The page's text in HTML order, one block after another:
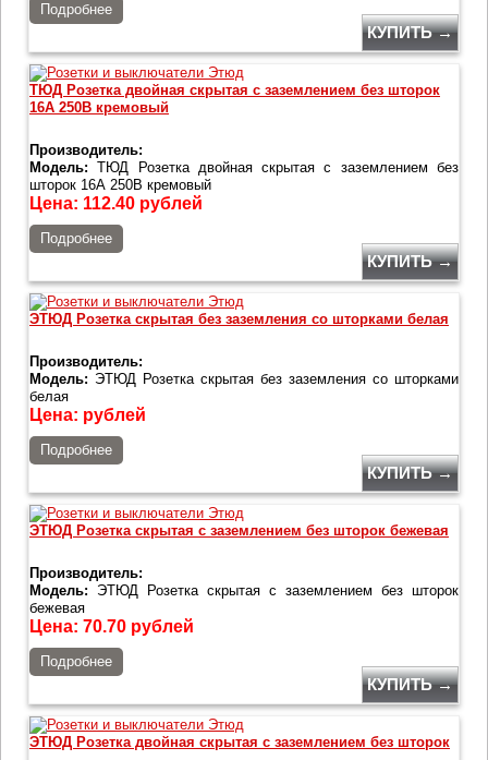
Подробнее
КУПИТЬ →
ТЮД Розетка двойная скрытая с заземлением без шторок
16А 250B кремовый
Производитель:
Модель: ТЮД Розетка двойная скрытая с заземлением без
шторок 16А 250B кремовый
Цена: 112.40 рублей
Подробнее
КУПИТЬ →
ЭТЮД Розетка скрытая без заземления со шторками белая
Производитель:
Модель: ЭТЮД Розетка скрытая без заземления со шторками
белая
Цена: рублей
Подробнее
КУПИТЬ →
ЭТЮД Розетка скрытая с заземлением без шторок бежевая
Производитель:
Модель: ЭТЮД Розетка скрытая с заземлением без шторок
бежевая
Цена: 70.70 рублей
Подробнее
КУПИТЬ →
ЭТЮД Розетка двойная скрытая с заземлением без шторок